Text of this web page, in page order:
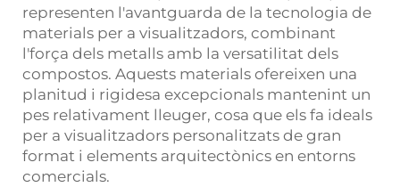
representen l'avantguarda de la tecnologia de
materials per a visualitzadors, combinant
l'força dels metalls amb la versatilitat dels
compostos. Aquests materials ofereixen una
planitud i rigidesa excepcionals mantenint un
pes relativament lleuger, cosa que els fa ideals
per a visualitzadors personalitzats de gran
format i elements arquitectònics en entorns
comercials.